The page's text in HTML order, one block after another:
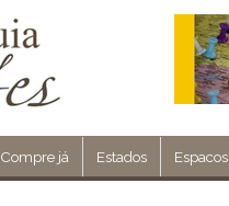
Compre já Estados Espacos